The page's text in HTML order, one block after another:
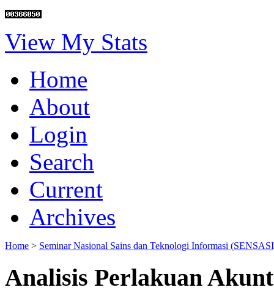
View My Stats
Home
About
Login
Search
Current
Archives
Home > Seminar Nasional Sains dan Teknologi Informasi
Analisis Perlakuan